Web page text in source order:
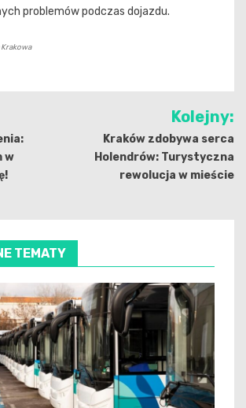
problemów podczas dojazdu.
Krakowa
w
Kolejny:
Kraków zdobywa serca
Holendrów: Turystyczna
rewolucja w mieście
TEMATY